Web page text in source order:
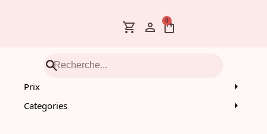
0
Prix
Categories